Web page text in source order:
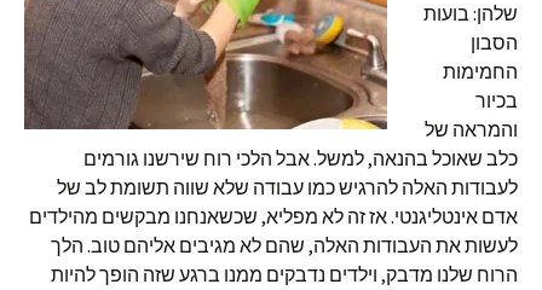
שלהן: בועות
הסבון
החמימות
בכיור
והמראה של
כלב שאוכל בהנאה, למשל. אבל הלכי רוח שירשנו גורמים
לעבודות האלה להרגיש כמו עבודה שלא שווה תשומת לב של
אדם אינטליגנטי. אז זה לא מפליא, שכשאנחנו מבקשים מהילדים
לעשות את העבודות האלה, שהם לא מגיבים אליהם טוב. הלך
הרוח שלנו מדבק, וילדים נדבקים ממנו ברגע שזה הופך להיות